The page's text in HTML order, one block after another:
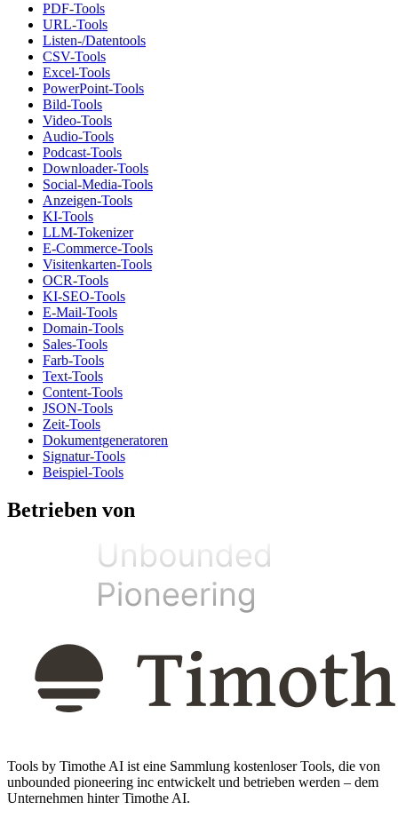
PDF-Tools
URL-Tools
Listen-/Datentools
CSV-Tools
Excel-Tools
PowerPoint-Tools
Bild-Tools
Video-Tools
Audio-Tools
Podcast-Tools
Downloader-Tools
Social-Media-Tools
Anzeigen-Tools
KI-Tools
LLM-Tokenizer
E-Commerce-Tools
Visitenkarten-Tools
OCR-Tools
KI-SEO-Tools
E-Mail-Tools
Domain-Tools
Sales-Tools
Farb-Tools
Text-Tools
Content-Tools
JSON-Tools
Zeit-Tools
Dokumentgeneratoren
Signatur-Tools
Beispiel-Tools
Betrieben von
Tools by Timothe AI ist eine Sammlung kostenloser Tools, die von
unbounded pioneering inc entwickelt und betrieben werden – dem
Unternehmen hinter Timothe AI.